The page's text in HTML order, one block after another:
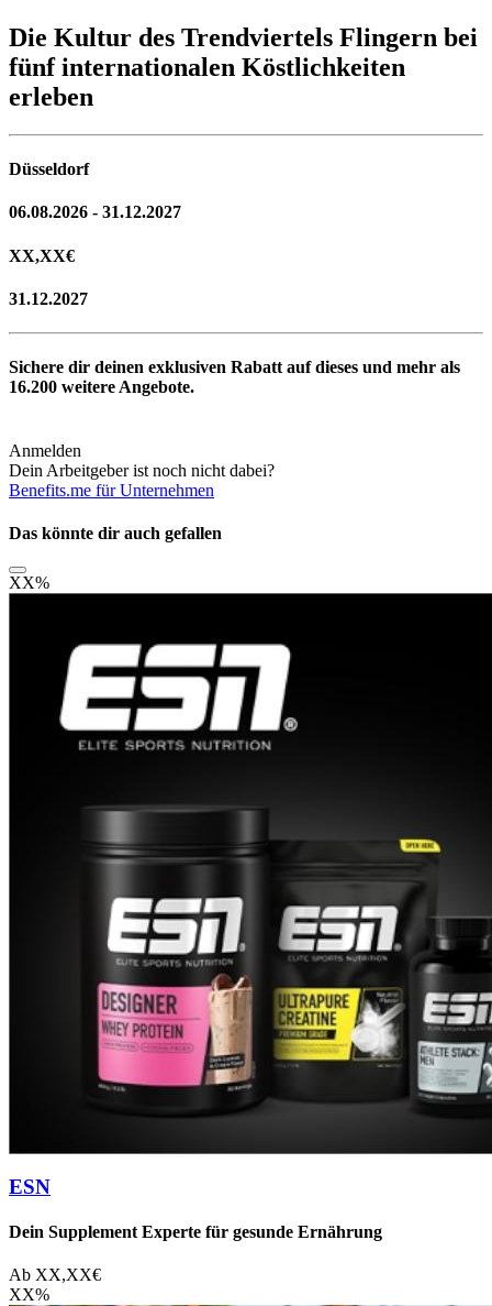
Die Kultur des Trendviertels Flingern bei
fünf internationalen Köstlichkeiten
erleben
Düsseldorf
06.08.2026 - 31.12.2027
XX,XX€
31.12.2027
Sichere dir deinen exklusiven Rabatt auf dieses und mehr als
16.200 weitere Angebote.
Anmelden
Dein Arbeitgeber ist noch nicht dabei?
Benefits.me für Unternehmen
Das könnte dir auch gefallen
XX%
ESN
Dein Supplement Experte für gesunde Ernährung
Ab XX,XX€
XX%